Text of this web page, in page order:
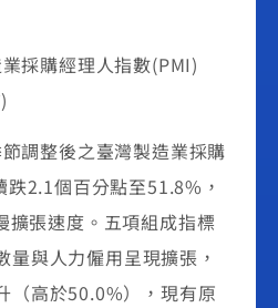
採購經理人指數(PMI)
整後之臺灣製造業採購
2.1個百分點至51.8%，
張速度。五項組成指標
量與人力僱用呈現擴張，
（高於50.0%），現有原